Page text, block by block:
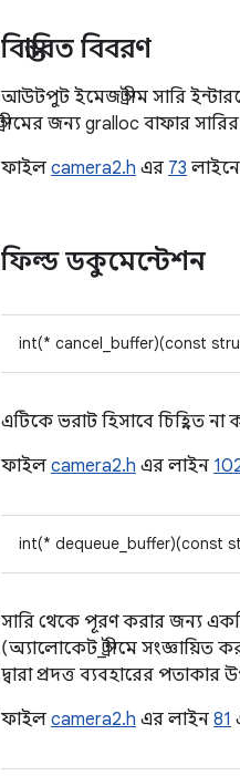
বিস্তারিত বিবরণ
আউটপুট ইমেজ স্ট্রীম সারি
স্ট্রীমের জন্য gralloc বাফার
ফাইল camera2.h এর 73 লাইনে
ফিল্ড ডকুমেন্টেশন
int(* cancel_buffer)(const
এটিকে ভরাট হিসাবে চিহ্নিত
ফাইল camera2.h এর লাইন
int(* dequeue_buffer)(const
সারি থেকে পূরণ করার জন্য
(অ্যালোকেট_স্ট্রীমে সংজ্ঞায়িত
দ্বারা প্রদত্ত ব্যবহারের
ফাইল camera2.h এর লাইন 81